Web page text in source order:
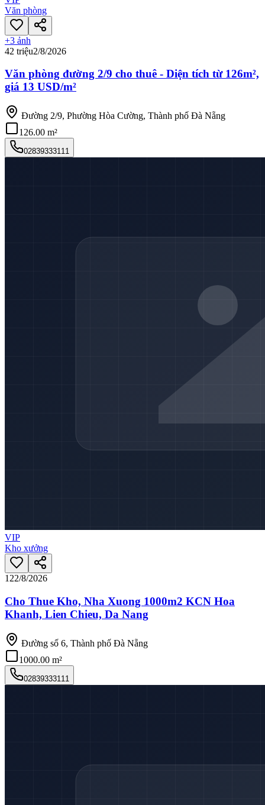
Văn phòng
+3 ảnh
42 triệu2/8/2026
Văn phòng đường 2/9 cho thuê - Diện tích từ 126m²,
giá 13 USD/m²
Đường 2/9, Phường Hòa Cường, Thành phố Đà Nẵng
126.00 m²
02839333111
VIP
Kho xưởng
122/8/2026
Cho Thue Kho, Nha Xuong 1000m2 KCN Hoa
Khanh, Lien Chieu, Da Nang
Đường số 6, Thành phố Đà Nẵng
1000.00 m²
02839333111